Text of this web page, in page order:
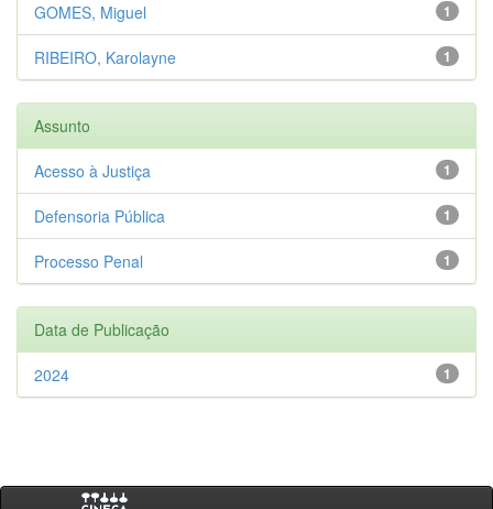
1
GOMES, Miguel
1
RIBEIRO, Karolayne
Assunto
1
Acesso à Justiça
1
Defensoria Pública
1
Processo Penal
Data de Publicação
1
2024